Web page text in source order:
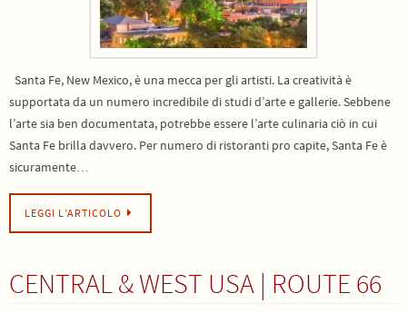
Santa Fe, New Mexico, è una mecca per gli artisti. La creatività è
supportata da un numero incredibile di studi d’arte e gallerie. Sebbene
l’arte sia ben documentata, potrebbe essere l’arte culinaria ciò in cui
Santa Fe brilla davvero. Per numero di ristoranti pro capite, Santa Fe è
sicuramente…
LEGGI L’ARTICOLO
CENTRAL & WEST USA | ROUTE 66